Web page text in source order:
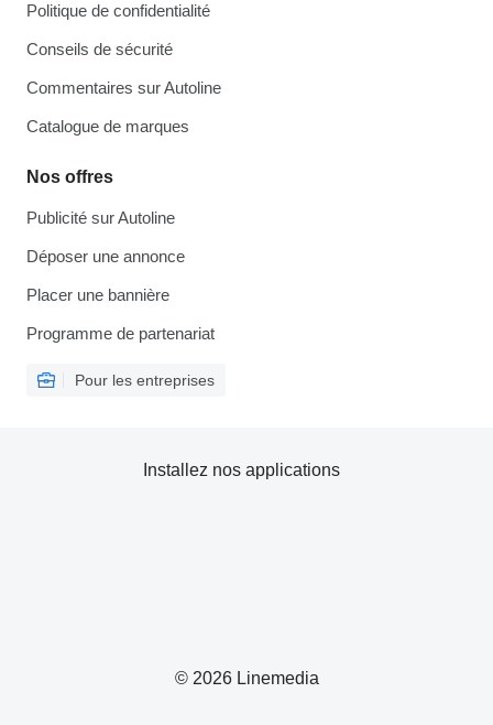
Politique de confidentialité
Conseils de sécurité
Commentaires sur Autoline
Catalogue de marques
Nos offres
Publicité sur Autoline
Déposer une annonce
Placer une bannière
Programme de partenariat
Pour les entreprises
© 2026 Linemedia
Installez nos applications